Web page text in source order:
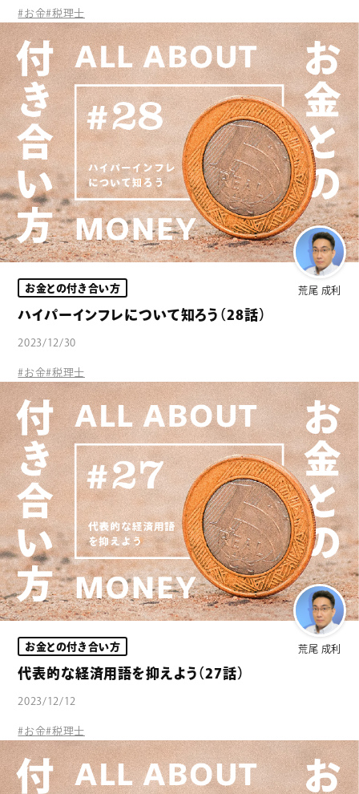
#お金#税理士
荒尾 成利
お金との付き合い方
ハイパーインフレについて知ろう（28話）
2023/12/30
#お金#税理士
荒尾 成利
お金との付き合い方
代表的な経済用語を抑えよう（27話）
2023/12/12
#お金#税理士